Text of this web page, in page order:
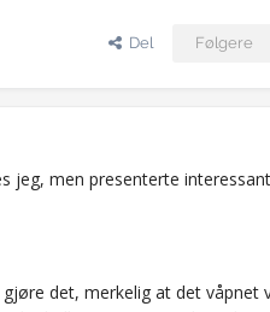
Del Følgere
jeg, men presenterte
det, merkelig at det våpnet